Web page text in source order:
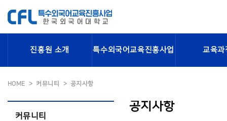
진흥원 소개 특수외국어교육진흥사업 교육과
HOME 커뮤니티 공지사항
커뮤니티
공지사항